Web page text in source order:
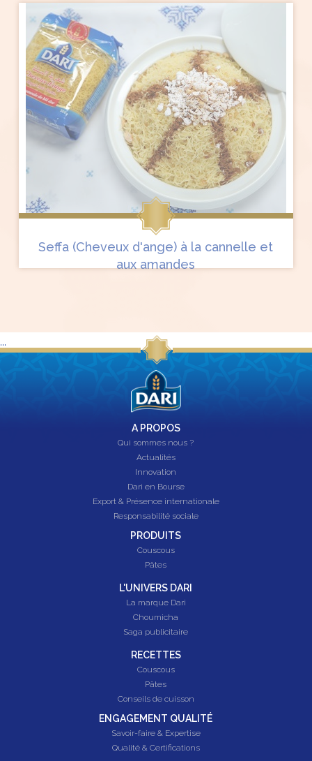
Seffa (Cheveux d'ange) à la cannelle et
aux amandes
...
A PROPOS
Qui sommes nous ?
Actualités
Innovation
Dari en Bourse
Export & Présence internationale
Responsabilité sociale
PRODUITS
Couscous
Pâtes
L'UNIVERS DARI
La marque Dari
Choumicha
Saga publicitaire
ENGAGEMENT QUALITÉ
Savoir-faire & Expertise
Qualité & Certifications
RECETTES
Couscous
Pâtes
Conseils de cuisson